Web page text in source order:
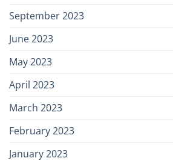
September 2023
June 2023
May 2023
April 2023
March 2023
February 2023
January 2023